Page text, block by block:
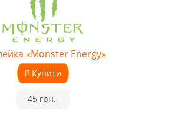
«Monster Energy»
Купити
45 грн.